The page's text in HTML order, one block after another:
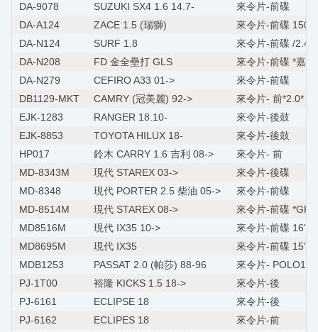
DA-9078
SUZUKI SX4 1.6 14.7-
來令片-前碟
DA-A124
ZACE 1.5 (瑞獅)
來令片-前碟
DA-N124
SURF 1.8
來令片-前碟 /2.4
DA-N208
FD 金全壘打 GLS
來令片-前碟 *嘉
DA-N279
CEFIRO A33 01->
來令片-前碟
DB1129-MKT
CAMRY (冠美麗) 92->
來令片- 前*2.0*
EJK-1283
RANGER 18.10-
來令片-後鼓
EJK-8853
TOYOTA HILUX 18-
來令片-後鼓
HP017
鈴木 CARRY 1.6 吉利 08->
來令片- 前
MD-8343M
現代 STAREX 03->
來令片-後碟
MD-8348
現代 PORTER 2.5 柴油 05->
來令片-前碟
MD-8514M
現代 STAREX 08->
來令片-前碟
MD8516M
現代 IX35 10->
來令片-前碟 16"
MD8695M
現代 IX35
來令片-前碟 15"
MDB1253
PASSAT 2.0 (帕莎) 88-96
來令片-
PJ-1T00
裕隆 KICKS 1.5 18->
來令片-後
PJ-6161
ECLIPSE 18
來令片-後
PJ-6162
ECLIPES 18
來令片-前